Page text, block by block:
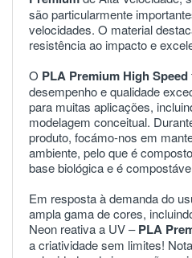
sãoparticularmente
velocidades. O material
resistênciaao impactoe
O PLA Premium High Speed
desempenhoequalidade
para muitas aplicações,
modelagem conceitual.
produto, focámo-nos em
ambiente, peloqueécomposto
basebiológicaeé
Em respostaàdemandado
amplagamadecores,
Neon reativaa UV– PLA
acriatividadesem limites! Nota